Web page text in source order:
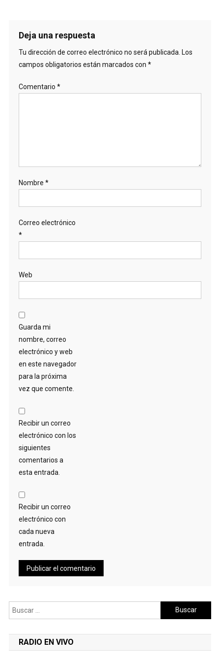
Deja una respuesta
Tu dirección de correo electrónico no será publicada. Los
campos obligatorios están marcados con *
Comentario *
Nombre *
Correo electrónico
*
Web
Guarda mi
nombre, correo
electrónico y web
en este navegador
para la próxima
vez que comente.
Recibir un correo
electrónico con los
siguientes
comentarios a
esta entrada.
Recibir un correo
electrónico con
cada nueva
entrada.
Buscar:
RADIO EN VIVO